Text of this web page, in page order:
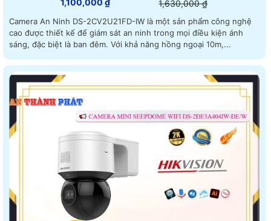
1,100,000 ₫ 1,630,000 ₫
Camera An Ninh DS-2CV2U21FD-IW là một sản phẩm công nghệ
cao được thiết kế để giám sát an ninh trong mọi điều kiện ánh
sáng, đặc biệt là ban đêm. Với khả năng hồng ngoại 10m,...